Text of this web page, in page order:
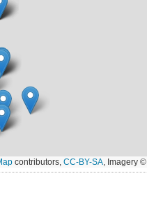
contributors, CC-BY-SA, Imagery ©